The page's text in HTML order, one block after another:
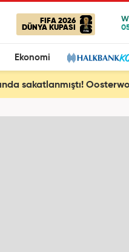
FIFA 2026
DÜNYA KUPASI
Ekonomi
sakatlanmıştı!